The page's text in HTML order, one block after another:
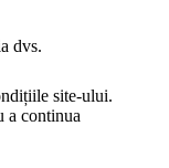
dvs.
site-ului.
a continua